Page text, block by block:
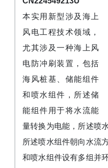
本实用新型涉及海上
风电工程技术领域，
尤其涉及一种海上风
电防冲刷装置，包括
海风桩基、储能组件
和喷水组件，所述储
能组件用于将水流能
量转换为电能，所述喷
所述喷水组件朝向水流
和喷水组件设有多组并